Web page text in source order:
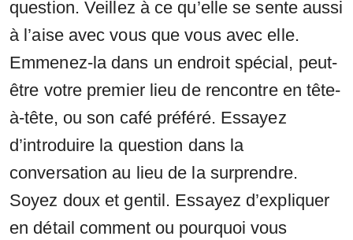
question. Veillez à ce qu’elle se sente aussi
à l’aise avec vous que vous avec elle.
Emmenez-la dans un endroit spécial, peut-
être votre premier lieu de rencontre en tête-
à-tête, ou son café préféré. Essayez
d’introduire la question dans la
conversation au lieu de la surprendre.
Soyez doux et gentil. Essayez d’expliquer
en détail comment ou pourquoi vous